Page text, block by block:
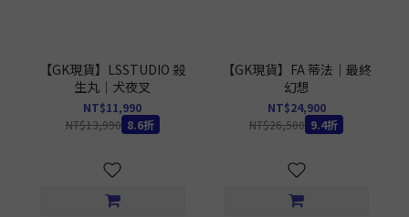
【GK現貨】LSSTUDIO 殺
生丸｜犬夜叉
NT$11,990
NT$13,990 8.6折
【GK現貨】FA 蒂法｜最終
幻想
NT$24,900
NT$26,500 9.4折